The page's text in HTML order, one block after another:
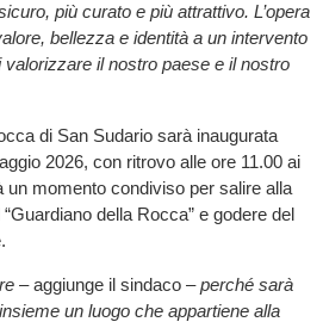
più curato e più attrattivo. L’opera
bellezza e identità a un intervento
il nostro paese e il nostro
di San Sudario sarà inaugurata
2026, con ritrovo alle ore 11.00 ai
un momento condiviso per salire alla
della Rocca” e godere del
– aggiunge il sindaco –perché sarà
un luogo che appartiene alla